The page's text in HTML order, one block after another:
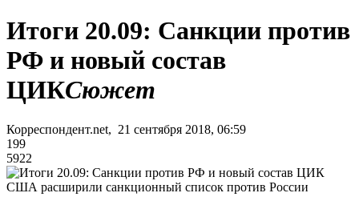
Итоги 20.09: Санкции против
РФ и новый состав
ЦИКСюжет
Корреспондент.net, 21 сентября 2018, 06:59
199
5922
США расширили санкционный список против России